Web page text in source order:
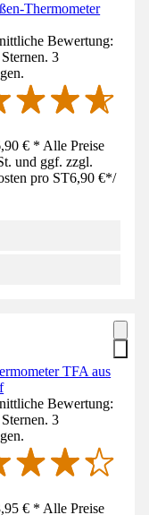
Thermometer
Bewertung:
3
€ * Alle Preise
und ggf. zzgl.
pro ST6,90 €*/
TFA aus
Bewertung:
3
€ * Alle Preise